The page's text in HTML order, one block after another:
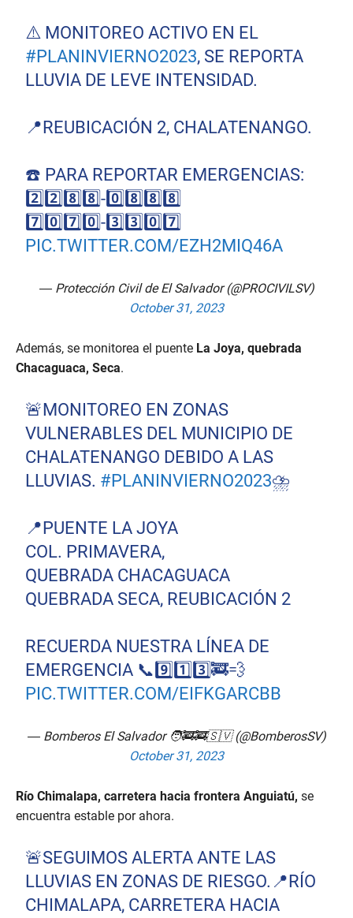
⚠️ MONITOREO ACTIVO EN EL
#PLANINVIERNO2023, SE REPORTA
LLUVIA DE LEVE INTENSIDAD.
📍REUBICACIÓN 2, CHALATENANGO.
☎️ PARA REPORTAR EMERGENCIAS:
2️⃣2️⃣8️⃣8️⃣-0️⃣8️⃣8️⃣8️⃣
7️⃣0️⃣7️⃣0️⃣-3️⃣3️⃣0️⃣7️⃣
PIC.TWITTER.COM/EZH2MIQ46A
— Protección Civil de El Salvador (@PROCIVILSV)
October 31, 2023
Además, se monitorea el puente La Joya, quebrada
Chacaguaca, Seca.
🚨MONITOREO EN ZONAS
VULNERABLES DEL MUNICIPIO DE
CHALATENANGO DEBIDO A LAS
LLUVIAS. #PLANINVIERNO2023⛈️
📍PUENTE LA JOYA
COL. PRIMAVERA,
QUEBRADA CHACAGUACA
QUEBRADA SECA, REUBICACIÓN 2
RECUERDA NUESTRA LÍNEA DE
EMERGENCIA 📞9️⃣1️⃣3️⃣🚒💨
PIC.TWITTER.COM/EIFKGARCBB
— Bomberos El Salvador 🧑‍🚒🚒🇸🇻 (@BomberosSV)
October 31, 2023
Río Chimalapa, carretera hacia frontera Anguiatú, se
encuentra estable por ahora.
🚨SEGUIMOS ALERTA ANTE LAS
LLUVIAS EN ZONAS DE RIESGO.📍RÍO
CHIMALAPA, CARRETERA HACIA